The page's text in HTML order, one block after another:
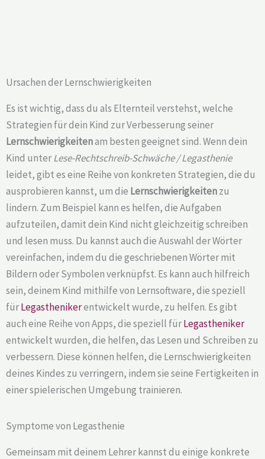
Ursachen der Lernschwierigkeiten
Es ist wichtig, dass du als Elternteil verstehst, welche
Strategien für dein Kind zur Verbesserung seiner
Lernschwierigkeitenam besten geeignet sind. Wenn dein
Kind unterLese-Rechtschreib-Schwäche / Legasthenie
leidet, gibt es eine Reihe von konkreten Strategien, die du
ausprobieren kannst, um die Lernschwierigkeitenzu
lindern. Zum Beispiel kann es helfen, die Aufgaben
aufzuteilen, damit dein Kind nicht gleichzeitig schreiben
und lesen muss. Du kannst auch die Auswahl der Wörter
vereinfachen, indem du die geschriebenen Wörter mit
Bildern oder Symbolen verknüpfst. Es kann auch hilfreich
sein, deinem Kind mithilfe von Lernsoftware, die speziell
fürLegasthenikerentwickelt wurde, zu helfen. Es gibt
auch eine Reihe von Apps, die speziell fürLegastheniker
entwickelt wurden, die helfen, das Lesen und Schreiben zu
verbessern. Diese können helfen, die Lernschwierigkeiten
deines Kindes zu verringern, indem sie seine Fertigkeiten in
einer spielerischen Umgebung trainieren.
Symptome von Legasthenie
Gemeinsam mit deinem Lehrer kannst du einige konkrete